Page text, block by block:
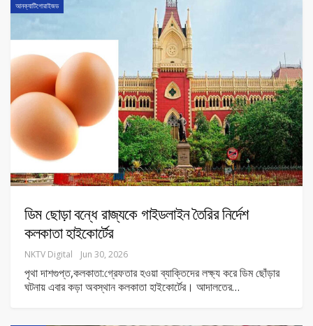
আনক্যাটিগোরাইজড
ডিম ছোড়া বন্ধে রাজ্যকে গাইডলাইন তৈরির নির্দেশ
কলকাতা হাইকোর্টের
NKTV Digital Jun 30, 2026
পৃথা দাশগুপ্ত,কলকাতা:গ্রেফতার হ‌ওয়া ব্যাক্তিদের লক্ষ্য করে ডিম ছোঁড়ার
ঘটনায় এবার কড়া অবস্থান কলকাতা হাইকোর্টের। আদালতের…